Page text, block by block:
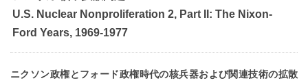
U.S. Nuclear Nonproliferation 2, Part II: The Nixon-
Ford Years, 1969-1977
ニクソン政権とフォード政権時代の核兵器および関連技術の拡散